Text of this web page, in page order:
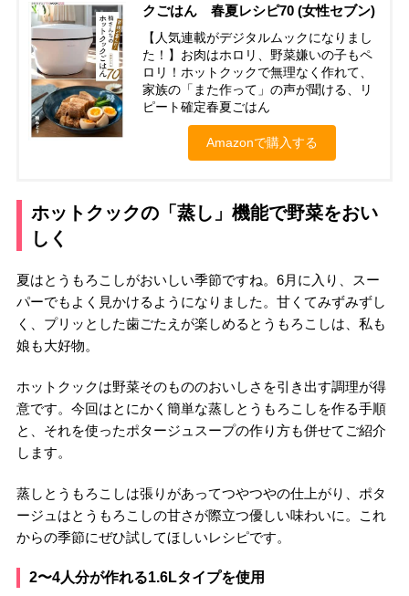
クごはん 春夏レシピ70 (女性セブン)
【人気連載がデジタルムックになりまし
た！】お肉はホロリ、野菜嫌いの子もペ
ロリ！ホットクックで無理なく作れて、
家族の「また作って」の声が聞ける、リ
ピート確定春夏ごはん
Amazonで購入する
ホットクックの「蒸し」機能で野菜をおい
しく
夏はとうもろこしがおいしい季節ですね。6月に入り、スー
パーでもよく見かけるようになりました。甘くてみずみずし
く、プリッとした歯ごたえが楽しめるとうもろこしは、私も
娘も大好物。
ホットクックは野菜そのもののおいしさを引き出す調理が得
意です。今回はとにかく簡単な蒸しとうもろこしを作る手順
と、それを使ったポタージュスープの作り方も併せてご紹介
します。
蒸しとうもろこしは張りがあってつやつやの仕上がり、ポタ
ージュはとうもろこしの甘さが際立つ優しい味わいに。これ
からの季節にぜひ試してほしいレシピです。
2〜4人分が作れる1.6Lタイプを使用